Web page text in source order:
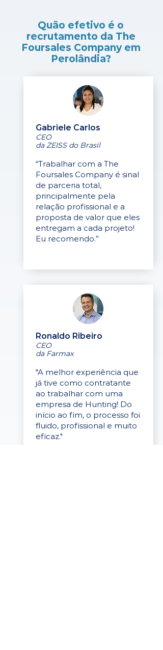
Quão efetivo é o
recrutamento da The
Foursales Company em
Perolândia?
Gabriele Carlos
CEO
da ZEISS do Brasil
“Trabalhar com a The
Foursales Company é sinal
de parceria total,
principalmente pela
relação profissional e a
proposta de valor que eles
entregam a cada projeto!
Eu recomendo.”
Ronaldo Ribeiro
CEO
da Farmax
"A melhor experiência que
já tive como contratante
ao trabalhar com uma
empresa de Hunting! Do
início ao fim, o processo foi
fluido, profissional e muito
eficaz."